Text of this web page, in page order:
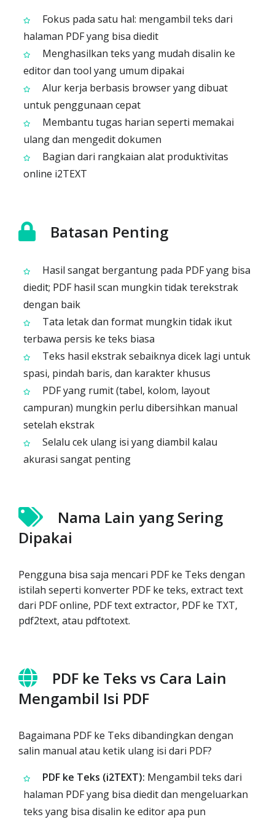
Fokus pada satu hal: mengambil teks dari
halaman PDF yang bisa diedit
Menghasilkan teks yang mudah disalin ke
editor dan tool yang umum dipakai
Alur kerja berbasis browser yang dibuat
untuk penggunaan cepat
Membantu tugas harian seperti memakai
ulang dan mengedit dokumen
Bagian dari rangkaian alat produktivitas
online i2TEXT
Batasan Penting
Hasil sangat bergantung pada PDF yang bisa
diedit; PDF hasil scan mungkin tidak terekstrak
dengan baik
Tata letak dan format mungkin tidak ikut
terbawa persis ke teks biasa
Teks hasil ekstrak sebaiknya dicek lagi untuk
spasi, pindah baris, dan karakter khusus
PDF yang rumit (tabel, kolom, layout
campuran) mungkin perlu dibersihkan manual
setelah ekstrak
Selalu cek ulang isi yang diambil kalau
akurasi sangat penting
Nama Lain yang Sering
Dipakai
Pengguna bisa saja mencari PDF ke Teks dengan
istilah seperti konverter PDF ke teks, extract text
dari PDF online, PDF text extractor, PDF ke TXT,
pdf2text, atau pdftotext.
PDF ke Teks vs Cara Lain
Mengambil Isi PDF
Bagaimana PDF ke Teks dibandingkan dengan
salin manual atau ketik ulang isi dari PDF?
PDF ke Teks (i2TEXT): Mengambil teks dari
halaman PDF yang bisa diedit dan mengeluarkan
teks yang bisa disalin ke editor apa pun